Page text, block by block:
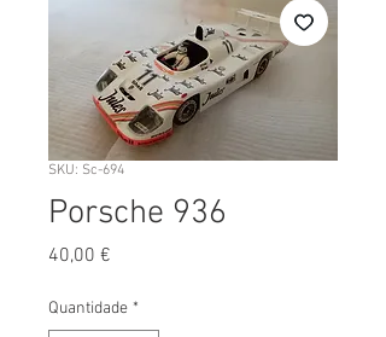
SKU: Sc-694
Porsche 936
40,00 €
Quantidade *